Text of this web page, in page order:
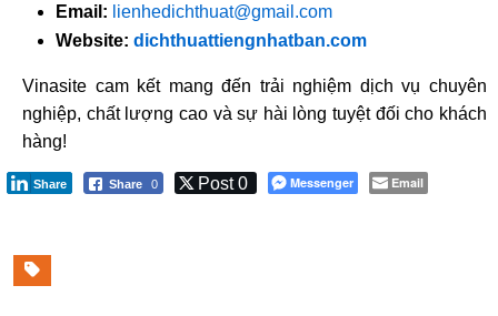
Email: lienhedichthuat@gmail.com
Website: dichthuattiengnhatban.com
Vinasite cam kết mang đến trải nghiệm dịch vụ chuyên
nghiệp, chất lượng cao và sự hài lòng tuyệt đối cho khách
hàng!
Share 0 Post 0 Messenger Email
Share